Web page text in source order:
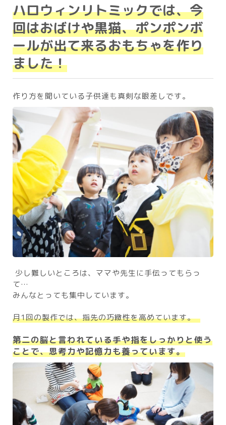
ハロウィンリトミックでは、今
回はおばけや黒猫、ポンポンボ
ールが出て来るおもちゃを作り
ました！
作り方を聞いている子供達も真剣な眼差しです。
少し難しいところは、ママや先生に手伝ってもらっ
て…
みんなとっても集中しています。
月1回の製作では、指先の巧緻性を高めています。
第二の脳と言われている手や指をしっかりと使う
ことで、思考力や記憶力も養っています。